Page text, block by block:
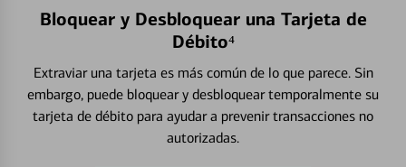
Bloquear y Desbloquear una Tarjeta de
Débito⁴
Extraviar una tarjeta es más común de lo que parece. Sin
embargo, puede bloquear y desbloquear temporalmente su
tarjeta de débito para ayudar a prevenir transacciones no
autorizadas.